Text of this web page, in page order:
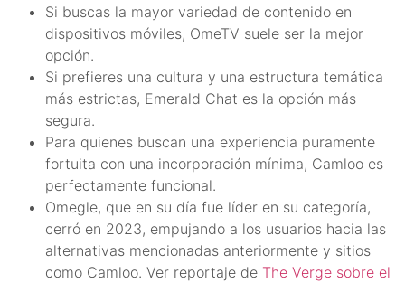
Si buscas la mayor variedad de contenido en
dispositivos móviles, OmeTV suele ser la mejor
opción.
Si prefieres una cultura y una estructura temática
más estrictas, Emerald Chat es la opción más
segura.
Para quienes buscan una experiencia puramente
fortuita con una incorporación mínima, Camloo es
perfectamente funcional.
Omegle, que en su día fue líder en su categoría,
cerró en 2023, empujando a los usuarios hacia las
alternativas mencionadas anteriormente y sitios
como Camloo. Ver reportaje de The Verge sobre el